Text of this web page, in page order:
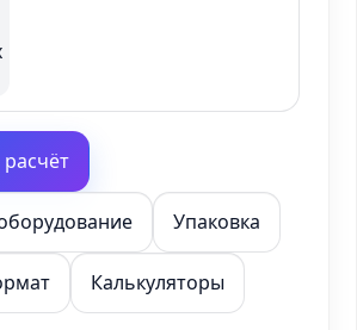
Упаковка
Калькуляторы